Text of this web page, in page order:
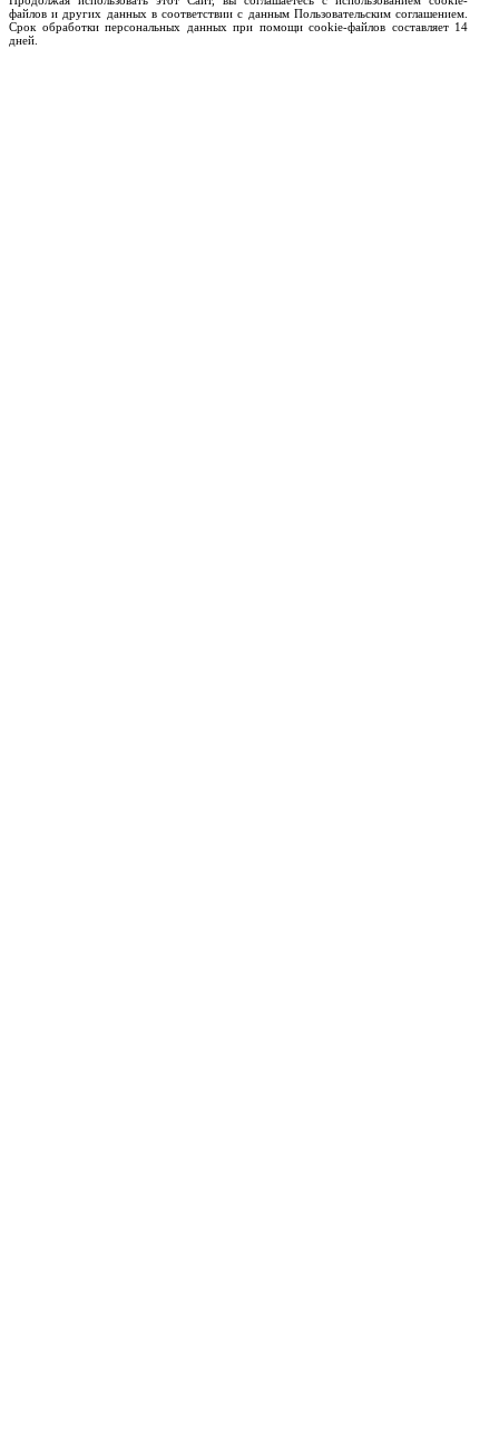
файлов и других данных в соответствии с данным Пользовательским соглашением.
Срок обработки персональных данных при помощи cookie-файлов составляет 14
дней.